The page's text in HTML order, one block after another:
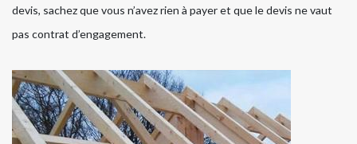
devis, sachez que vous n’avez rien à payer et que le devis ne vaut
pas contrat d’engagement.